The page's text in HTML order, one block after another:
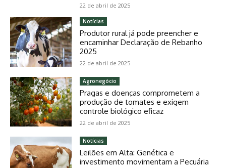
22 de abril de 2025
Notícias
Produtor rural já pode preencher e
encaminhar Declaração de Rebanho
2025
22 de abril de 2025
Agronegócio
Pragas e doenças comprometem a
produção de tomates e exigem
controle biológico eficaz
22 de abril de 2025
Notícias
Leilões em Alta: Genética e
investimento movimentam a Pecuária